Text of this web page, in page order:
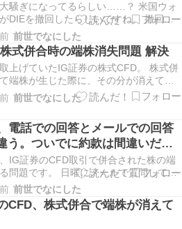
騒ぎになってるらしい……？ 米国ウォ
DIEを撤回したらしいですね。 撤回と
かな？ DIEっていうと、多様性がどう
いうやつでしたっけ。 DEIとは
多様）、Equity（公平性）、
包摂性）。 否定する…
前世でなにした
式併合時の端株消失問題 解決
上げていたIG証券の株式CFD。 株式併
端株が生じた際に、その分が消えてる
という問題。 メールと電話それぞれ
わせたら、その回答内容が全く異なって
の辺がすっりと解決したのでそのまと
前世でなにした
電話での回答とメールでの回答
う。ついでに約款は間違いだら
IG証券のCFD取引で併合された株の端
問題です。 日曜にメールで質問してた
午前10時になっても返信きてなかった
きれずに電話しちゃった/// 電話を始めた3
メール受けとったが…… どうして少し
んじゃ……？ 基本、落ち着きが…
前世でなにした
CFD、株式併合で端株が消えて